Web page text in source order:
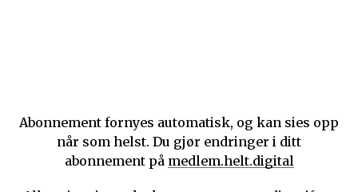
Abonnement fornyes automatisk, og kan sies opp
når som helst. Du gjør endringer i ditt
abonnement på medlem.helt.digital